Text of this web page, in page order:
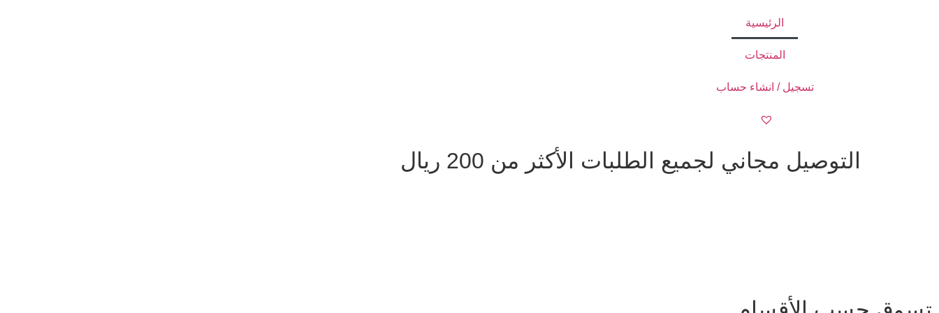
الرئيسية
المنتجات
تسجيل / انشاء حساب
التوصيل مجاني لجميع الطلبات الأكثر من 200 ريال